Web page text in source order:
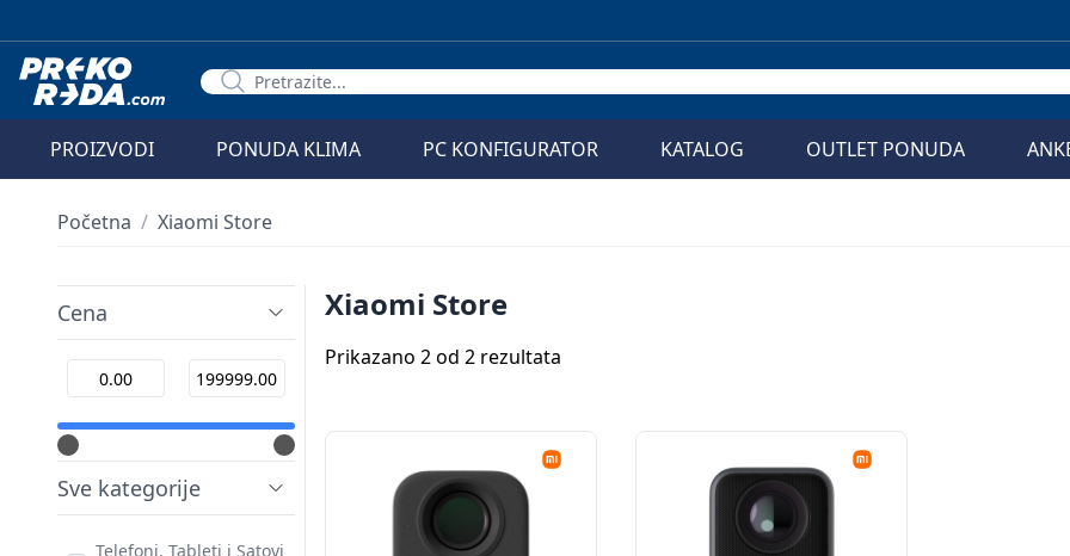
PROIZVODI PONUDA KLIMA PC KONFIGURATOR KATALOG OUTLET PONUDA
Početna / Xiaomi Store
Cena
Sve kategorije
Telefoni, Tableti i Satovi
Xiaomi Store
Prikazano 2 od 2 rezultata